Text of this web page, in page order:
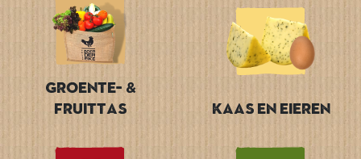
Groente- &
Fruittas
Kaas en Eieren